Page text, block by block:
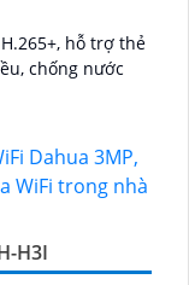
hỗ trợ thẻ
chống nước
H3I